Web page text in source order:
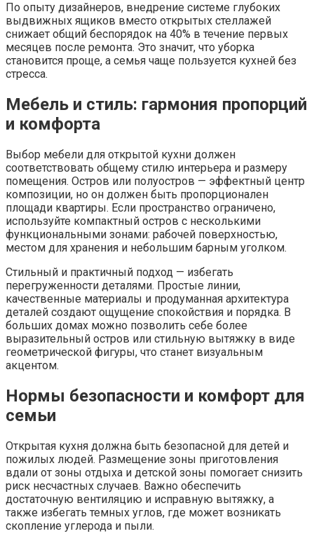
По опыту дизайнеров, внедрение системе глубоких
выдвижных ящиков вместо открытых стеллажей
снижает общий беспорядок на 40% в течение первых
месяцев после ремонта. Это значит, что уборка
становится проще, а семья чаще пользуется кухней без
стресса.
Мебель и стиль: гармония пропорций
и комфорта
Выбор мебели для открытой кухни должен
соответствовать общему стилю интерьера и размеру
помещения. Остров или полуостров — эффектный центр
композиции, но он должен быть пропорционален
площади квартиры. Если пространство ограничено,
используйте компактный остров с несколькими
функциональными зонами: рабочей поверхностью,
местом для хранения и небольшим барным уголком.
Стильный и практичный подход — избегать
перегруженности деталями. Простые линии,
качественные материалы и продуманная архитектура
деталей создают ощущение спокойствия и порядка. В
больших домах можно позволить себе более
выразительный остров или стильную вытяжку в виде
геометрической фигуры, что станет визуальным
акцентом.
Нормы безопасности и комфорт для
семьи
Открытая кухня должна быть безопасной для детей и
пожилых людей. Размещение зоны приготовления
вдали от зоны отдыха и детской зоны помогает снизить
риск несчастных случаев. Важно обеспечить
достаточную вентиляцию и исправную вытяжку, а
также избегать темных углов, где может возникать
скопление углерода и пыли.